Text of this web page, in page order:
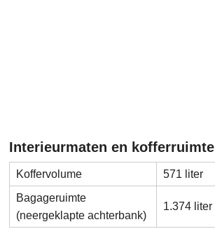
Interieurmaten en kofferruimte
Koffervolume
571 liter
Bagageruimte
(neergeklapte achterbank)
1.374 liter